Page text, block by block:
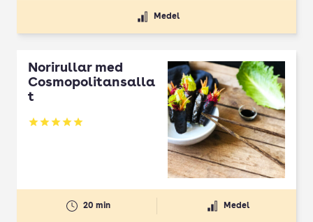
Medel
Norirullar med
Cosmopolitansalla
t
Betyg: 5 av 5
20 min Medel